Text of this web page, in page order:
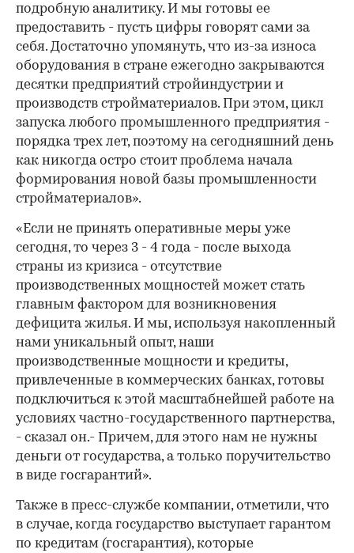
подробную аналитику. И мы готовы ее
предоставить - пусть цифры говорят сами за
себя. Достаточно упомянуть, что из-за износа
оборудования в стране ежегодно закрываются
десятки предприятий стройиндустрии и
производств стройматериалов. При этом, цикл
запуска любого промышленного предприятия -
порядка трех лет, поэтому на сегодняшний день
как никогда остро стоит проблема начала
формирования новой базы промышленности
стройматериалов».
«Если не принять оперативные меры уже
сегодня, то через 3 - 4 года - после выхода
страны из кризиса - отсутствие
производственных мощностей может стать
главным фактором для возникновения
дефицита жилья. И мы, используя накопленный
нами уникальный опыт, наши
производственные мощности и кредиты,
привлеченные в коммерческих банках, готовы
подключиться к этой масштабнейшей работе на
условиях частно-государственного партнерства,
- сказал он.- Причем, для этого нам не нужны
деньги от государства, а только поручительство
в виде госгарантий».
Также в пресс-службе компании, отметили, что
в случае, когда государство выступает гарантом
по кредитам (госгарантия), которые